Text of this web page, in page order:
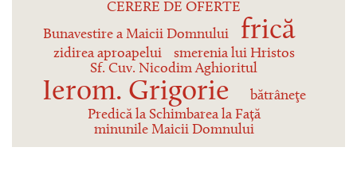
CERERE DE OFERTE
Bunavestire a Maicii Domnului
frică
zidirea aproapelui
smerenia lui Hristos
Sf. Cuv. Nicodim Aghioritul
Ierom. Grigorie
bătrâneţe
Predică la Schimbarea la Față
minunile Maicii Domnului